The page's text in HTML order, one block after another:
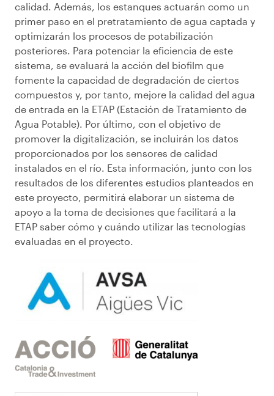
calidad. Además, los estanques actuarán como un
primer paso en el pretratamiento de agua captada y
optimizarán los procesos de potabilización
posteriores. Para potenciar la eficiencia de este
sistema, se evaluará la acción del biofilm que
fomente la capacidad de degradación de ciertos
compuestos y, por tanto, mejore la calidad del agua
de entrada en la ETAP (Estación de Tratamiento de
Agua Potable). Por último, con el objetivo de
promover la digitalización, se incluirán los datos
proporcionados por los sensores de calidad
instalados en el río. Esta información, junto con los
resultados de los diferentes estudios planteados en
este proyecto, permitirá elaborar un sistema de
apoyo a la toma de decisiones que facilitará a la
ETAP saber cómo y cuándo utilizar las tecnologías
evaluadas en el proyecto.